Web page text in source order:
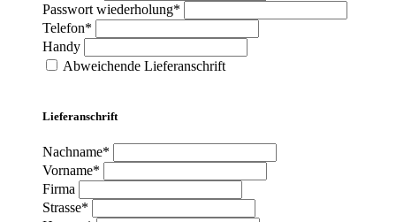
Passwort wiederholung*
Telefon*
Handy
Abweichende Lieferanschrift
Lieferanschrift
Nachname*
Vorname*
Firma
Strasse*